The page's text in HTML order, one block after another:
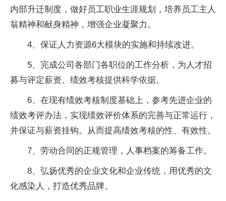
内部升迁制度，做好员工职业生涯规划，培养员工主人
翁精神和献身精神，增强企业凝聚力。
4、保证人力资源6大模块的实施和持续改进。
5、完成公司各部门各职位的工作分析，为人才招
募与评定薪资、绩效考核提供科学依据。
6、在现有绩效考核制度基础上，参考先进企业的
绩效考评办法，实现绩效评价体系的完善与正常运行，
并保证与薪资挂钩。从而提高绩效考核的性、有效性。
7、劳动合同的正规管理，人事档案的筹备工作。
8、弘扬优秀的企业文化和企业传统，用优秀的文
化感染人，打造优秀品牌。